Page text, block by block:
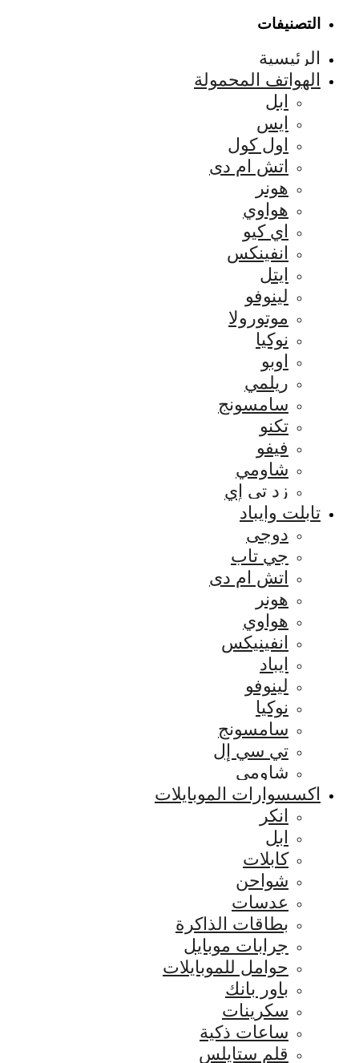
التصنيفات
الرئيسية
الهواتف المحمولة
ابل
ايس
اول كول
اتش ام دى
هونر
هواوي
اي كيو
انفينكس
ايتل
لينوفو
موتورولا
نوكيا
اوبو
ريلمي
سامسونج
تكنو
فيفو
شاومي
زد تي إي
تابلت وايباد
دوجى
جي تاب
اتش ام دى
هونر
هواوي
انفينيكس
ايباد
لينوفو
نوكيا
سامسونج
تي سي إل
شاومي
اكسسوارات الموبايلات
انكر
ابل
كابلات
شواحن
عدسات
بطاقات الذاكرة
جرابات موبايل
حوامل للموبايلات
باور بانك
سكرينات
ساعات ذكية
قلم ستايلس